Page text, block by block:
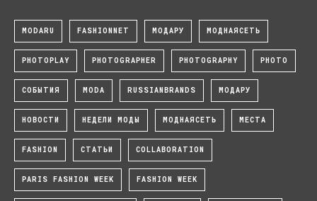
MODARU FASHIONNET МОДАРУ МОДНАЯСЕТЬ
PHOTOPLAY PHOTOGRAPHER PHOTOGRAPHY PHOTO
СОБЫТИЯ MODA RUSSIANBRANDS МОДАРУ
НОВОСТИ НЕДЕЛИ МОДЫ МОДНАЯСЕТЬ МЕСТА
FASHION СТАТЬИ COLLABORATION
PARIS FASHION WEEK FASHION WEEK